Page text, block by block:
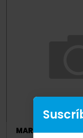
MARGARINA